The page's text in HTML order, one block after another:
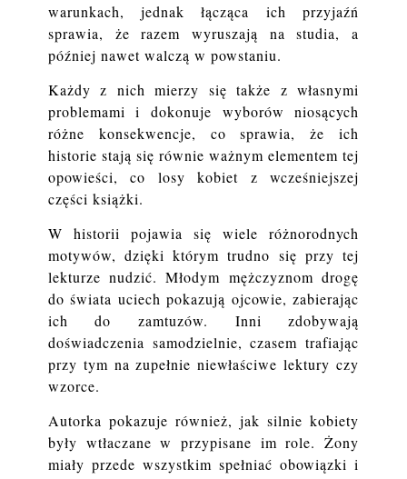
warunkach, jednak łącząca ich przyjaźń
sprawia, że razem wyruszają na studia, a
później nawet walczą w powstaniu.
Każdy z nich mierzy się także z własnymi
problemami i dokonuje wyborów niosących
różne konsekwencje, co sprawia, że ich
historie stają się równie ważnym elementem tej
opowieści, co losy kobiet z wcześniejszej
części książki.
W historii pojawia się wiele różnorodnych
motywów, dzięki którym trudno się przy tej
lekturze nudzić. Młodym mężczyznom drogę
do świata uciech pokazują ojcowie, zabierając
ich do zamtuzów. Inni zdobywają
doświadczenia samodzielnie, czasem trafiając
przy tym na zupełnie niewłaściwe lektury czy
wzorce.
Autorka pokazuje również, jak silnie kobiety
były wtłaczane w przypisane im role. Żony
miały przede wszystkim spełniać obowiązki i